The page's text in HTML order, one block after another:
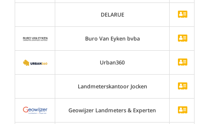
DELARUE
Buro Van Eyken bvba
Urban360
Landmeterskantoor Jocken
Geowijzer Landmeters & Experten